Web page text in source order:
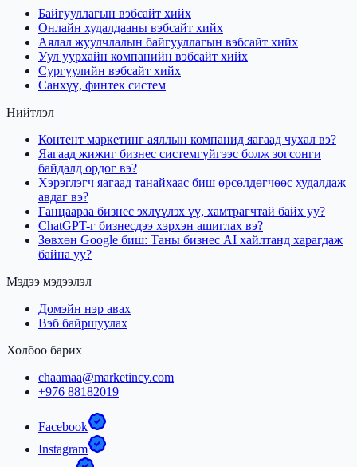
Байгууллагын вэбсайт хийх
Онлайн худалдааны вэбсайт хийх
Аялал жуулчлалын байгууллагын вэбсайт хийх
Уул уурхайн компанийн вэбсайт хийх
Сургуулийн вэбсайт хийх
Санхүү, финтек систем
Нийтлэл
Контент маркетинг аяллын компанид яагаад чухал вэ?
Яагаад жижиг бизнес системгүйгээс болж зогсонги
байдалд ордог вэ?
Хэрэглэгч яагаад танайхаас биш өрсөлдөгчөөс худалдаж
авдаг вэ?
Ганцаараа бизнес эхлүүлэх үү, хамтрагчтай байх уу?
ChatGPT-г бизнесдээ хэрхэн ашиглах вэ?
Зөвхөн Google биш: Таны бизнес AI хайлтанд харагдаж
байна уу?
Мэдээ мэдээлэл
Домэйн нэр авах
Вэб байршуулах
Холбоо барих
chaamaa@marketincy.com
+976 88182019
Facebook
Instagram